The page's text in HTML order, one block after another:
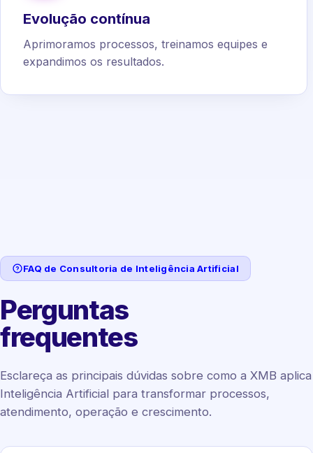
Evolução contínua
Aprimoramos processos, treinamos equipes e
expandimos os resultados.
FAQ de Consultoria de Inteligência Artificial
Perguntas
frequentes
Esclareça as principais dúvidas sobre como a XMB aplica
Inteligência Artificial para transformar processos,
atendimento, operação e crescimento.